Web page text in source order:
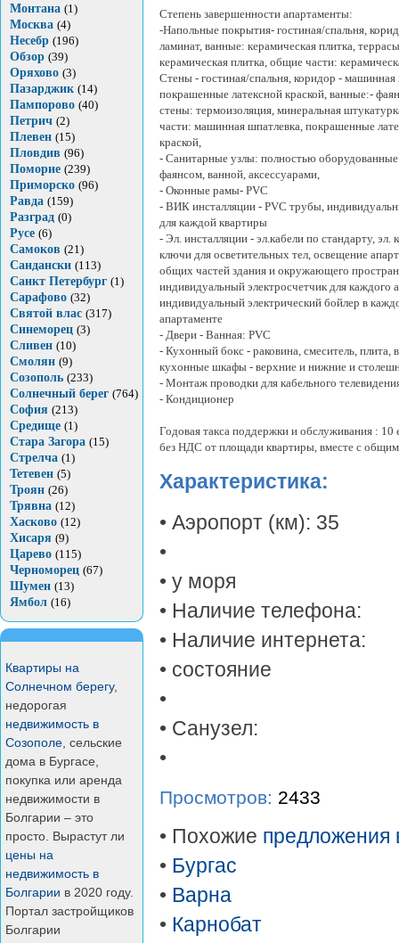
Монтана (1)
Москва (4)
Несебр (196)
Обзор (39)
Оряхово (3)
Пазарджик (14)
Пампорово (40)
Петрич (2)
Плевен (15)
Пловдив (96)
Поморие (239)
Приморско (96)
Равда (159)
Разград (0)
Русе (6)
Самоков (21)
Сандански (113)
Санкт Петербург (1)
Сарафово (32)
Святой влас (317)
Синеморец (3)
Сливен (10)
Смолян (9)
Созополь (233)
Солнечный берег (764)
София (213)
Средище (1)
Стара Загора (15)
Стрелча (1)
Тетевен (5)
Троян (26)
Трявна (12)
Хасково (12)
Хисаря (9)
Царево (115)
Черноморец (67)
Шумен (13)
Ямбол (16)
Квартиры на
Солнечном берегу,
недорогая
недвижимость в
Созополе , сельские
дома в Бургасе,
покупка или аренда
недвижимости в
Болгарии – это
просто. Вырастут ли
цены на
недвижимость в
Болгарии в 2020 году.
Портал застройщиков
Болгарии
Степень завершенности апартаменты:
-Напольные покрытия- гостиная/спальня,
ламинат, ванные: керамическая плитка,
керамическая плитка, общие части:
Стены - гостиная/спальня, коридор - машинная
покрашенные латексной краской, ванные:-
стены: термоизоляция, минеральная
части: машинная шпатлевка, покрашенные
краской,
- Санитарные узлы: полностью
фаянсом, ванной, аксессуарами,
- Оконные рамы- PVC
- ВИК инсталляции - PVC трубы,
для каждой квартиры
- Эл. инсталляции - эл.кабели по стандарту, эл.
ключи для осветительных тел, освещение
общих частей здания и окружающего
индивидуальный электросчетчик для каждого
индивидуальный электрический бойлер в
апартаменте
- Двери - Ванная: PVC
- Кухонный бокс - раковина, смеситель, плита,
кухонные шкафы - верхние и нижние и
- Монтаж проводки для кабельного
- Кондиционер
Годовая такса поддержки и обслуживания : 10
без НДС от площади квартиры, вместе с
Характеристика:
• Аэропорт (км): 35
•
• у моря
• Наличие телефона:
• Наличие интернета:
• состояние
•
• Санузел:
•
Просмотров: 2433
• Похожие предложения
• Бургас
• Варна
• Карнобат